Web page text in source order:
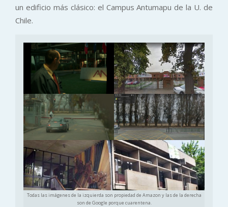
un edificio más clásico: el Campus Antumapu de la U. de
Chile.
Todas las imágenes de la izquierda son propiedad de Amazon y las de la derecha
son de Google porque cuarentena.